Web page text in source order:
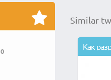
0
Similar